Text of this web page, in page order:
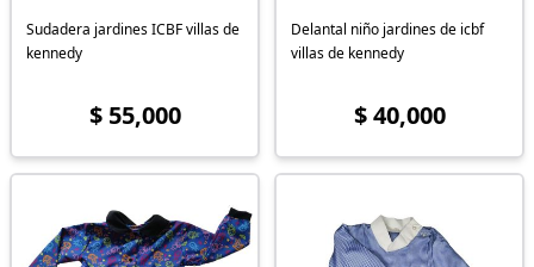
Sudadera jardines ICBF villas de
kennedy
$ 55,000
Delantal niño jardines de icbf
villas de kennedy
$ 40,000